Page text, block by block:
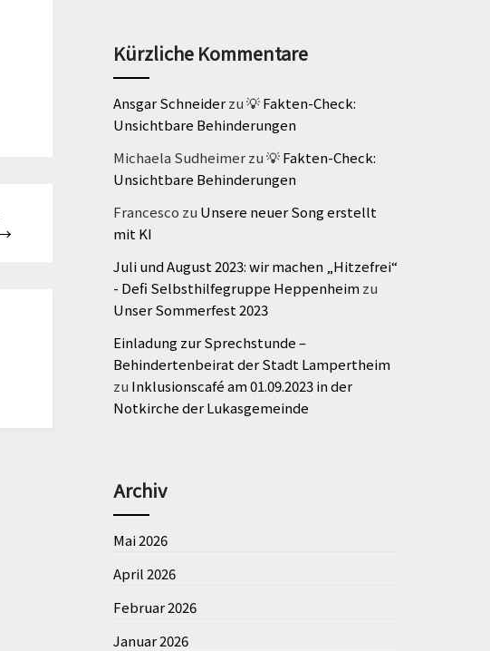
Kürzliche Kommentare
Ansgar Schneiderzu💡 Fakten-Check:
Unsichtbare Behinderungen
Michaela Sudheimerzu💡 Fakten-Check:
Unsichtbare Behinderungen
Francesco zu Unsere neuer Song erstellt
mit KI
Juli und August 2023: wir machen „Hitzefrei“
- Defi Selbsthilfegruppe Heppenheim zu
Unser Sommerfest 2023
Einladung zur Sprechstunde –
Behindertenbeirat der Stadt Lampertheim
zu Inklusionscafé am 01.09.2023 in der
Notkirche der Lukasgemeinde
Archiv
Mai 2026
April 2026
Februar 2026
Januar 2026